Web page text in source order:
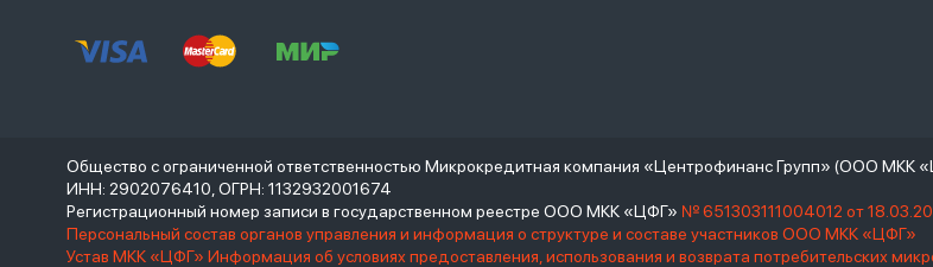
Общество с ограниченной ответственностью Микрокредитная компания «Центрофинанс Групп» (ООО МКК
ИНН: 2902076410, ОГРН: 1132932001674
Регистрационный номер записи в государственном реестре ООО МКК «ЦФГ» № 651303111004012 от
Персональный состав органов управления и информация о структуре и составе участников ООО МКК «ЦФГ»
Устав МКК «ЦФГ» Информация об условиях предоставления, использования и возврата потребительских